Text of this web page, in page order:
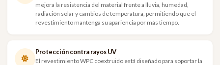
mejora la resistencia del material frente a lluvia, humedad,
radiación solar y cambios de temperatura, permitiendo que el
revestimiento mantenga su apariencia por más tiempo.
Protección contra rayos UV
El revestimiento WPC coextruido está diseñado para soportar la